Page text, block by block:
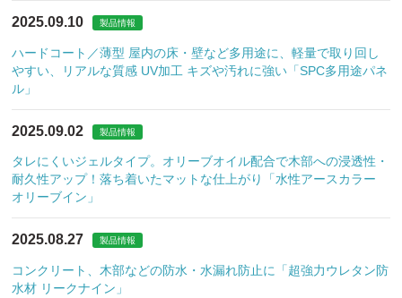
2025.09.10 製品情報
ハードコート／薄型 屋内の床・壁など多用途に、軽量で取り回し
やすい、リアルな質感 UV加工 キズや汚れに強い「SPC多用途パネ
ル」
2025.09.02 製品情報
タレにくいジェルタイプ。オリーブオイル配合で木部への浸透性・
耐久性アップ！落ち着いたマットな仕上がり「水性アースカラー
オリーブイン」
2025.08.27 製品情報
コンクリート、木部などの防水・水漏れ防止に「超強力ウレタン防
水材 リークナイン」